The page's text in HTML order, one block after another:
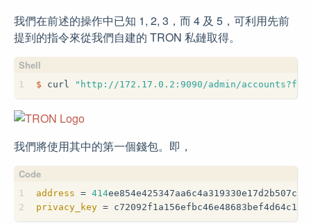
我們在前述的操作中已知 1, 2, 3，而 4 及 5，可利用先前
提到的指令來從我們自建的 TRON 私鏈取得。
1 $ curl "http://172.17.0.2:9090/admin/
我們將使用其中的第一個錢包。即，
1
2
address = 414
privacy_key =